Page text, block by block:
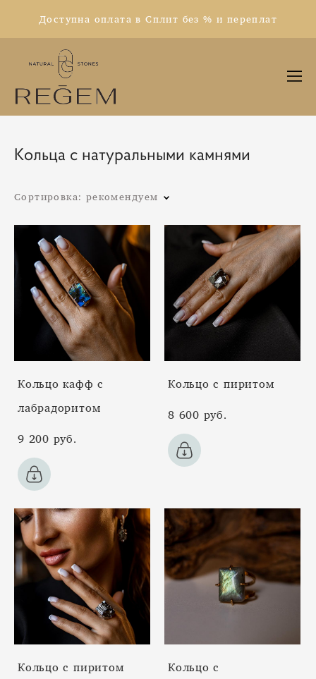
Доступна оплата в Сплит без % и переплат
Кольца с натуральными камнями
Сортировка: рекомендуем
Кольцо кафф с
лабрадоритом
9 200 pуб.
Кольцо с пиритом
8 600 pуб.
Кольцо с пиритом
Кольцо с